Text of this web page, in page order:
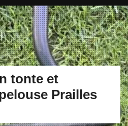
tonte et
Prailles